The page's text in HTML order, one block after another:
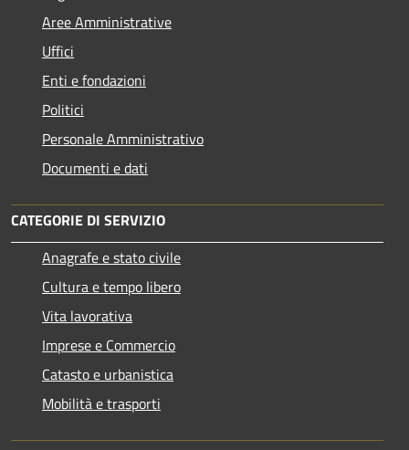
Aree Amministrative
Uffici
Enti e fondazioni
Politici
Personale Amministrativo
Documenti e dati
CATEGORIE DI SERVIZIO
Anagrafe e stato civile
Cultura e tempo libero
Vita lavorativa
Imprese e Commercio
Catasto e urbanistica
Mobilità e trasporti